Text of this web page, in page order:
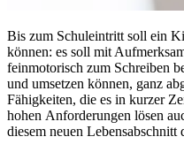
Bis zum Schuleintritt soll ein
können: es soll mit
feinmotorisch zum Schreiben
und umsetzen können, ganz
Fähigkeiten, die es in kurzer
hohen Anforderungen lösen
diesem neuen Lebensabschnitt